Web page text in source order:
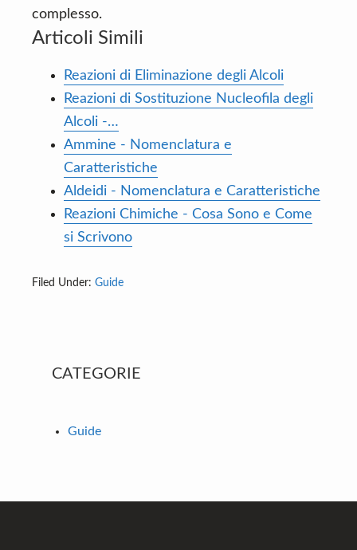
complesso.
Articoli Simili
Reazioni di Eliminazione degli Alcoli
Reazioni di Sostituzione Nucleofila degli
Alcoli -…
Ammine - Nomenclatura e
Caratteristiche
Aldeidi - Nomenclatura e Caratteristiche
Reazioni Chimiche - Cosa Sono e Come
si Scrivono
Filed Under: Guide
Primary
CATEGORIE
Guide